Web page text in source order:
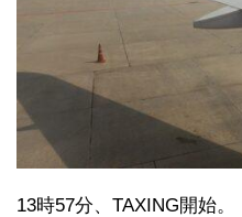
13時57分、TAXING開始。